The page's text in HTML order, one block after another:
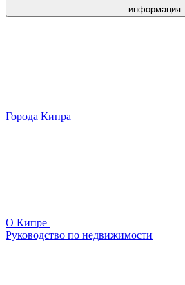
информация
Города Кипра
О Кипре
Руководство по недвижимости